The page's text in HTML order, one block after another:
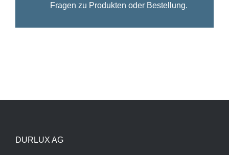
Fragen zu Produkten oder Bestellung.
DURLUX AG